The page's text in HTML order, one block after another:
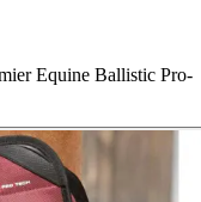
Equine Ballistic Pro-